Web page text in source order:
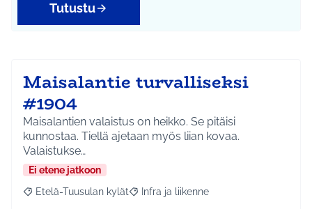
Tutustu
Maisalantie turvalliseksi
#1904
Maisalantien valaistus on heikko. Se pitäisi
kunnostaa. Tiellä ajetaan myös liian kovaa.
Valaistukse…
Ei etene jatkoon
Rajaa tulokset aihepiirin mukaan: Etelä-Tuusulan kylät
Etelä-Tuusulan kylät Rajaa tulokset teeman mukaan: Infra ja
Infra ja liikenne